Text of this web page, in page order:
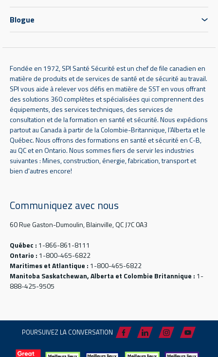
Blogue
Fondée en 1972, SPI Santé Sécurité est un chef de file canadien en
matière de produits et de services de santé et de sécurité au travail.
SPI vous aide à relever vos défis en matière de SST en vous offrant
des solutions 360 complètes et spécialisées qui comprennent des
équipements, des services techniques, des services de
consultation et de la formation en santé et sécurité. Nous expédions
partout au Canada à partir de la Colombie-Britannique, l’Alberta et le
Québec. Nous offrons des formations en santé et sécurité en C-B,
au QC et en Ontario. Nous sommes fiers de servir les industries
suivantes : Mines, construction, énergie, fabrication, transport et
bien d'autres encore!
Communiquez avec nous
60 Rue Gaston-Dumoulin, Blainville, QC J7C 0A3
Québec : 1-866-861-8111
Ontario : 1-800-465-6822
Maritimes et Atlantique : 1-800-465-6822
Manitoba Saskatchewan, Alberta et Colombie Britannique : 1-
888-425-9505
POURSUIVEZ LA CONVERSATION